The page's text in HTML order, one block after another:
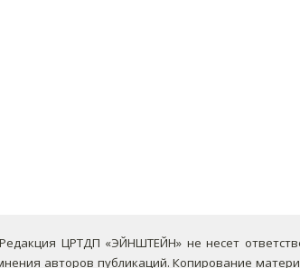
ЦРТДП «ЭЙНШТЕЙН» не несет
авторов публикаций.Копирование